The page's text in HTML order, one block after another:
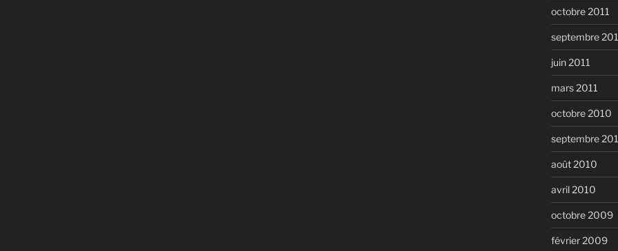
octobre 2011
septembre
juin 2011
mars 2011
octobre 2010
septembre
août 2010
avril 2010
octobre 2009
février 2009